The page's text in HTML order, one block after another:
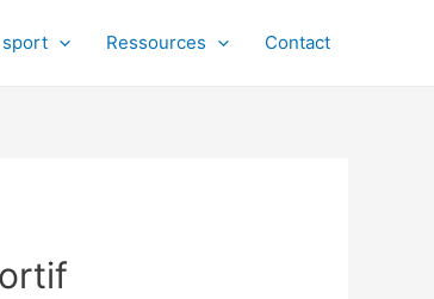
sport Ressources Contact